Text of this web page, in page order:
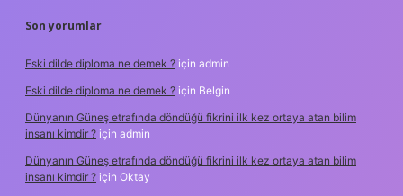
Son yorumlar
Eski dilde diploma ne demek ? için admin
Eski dilde diploma ne demek ? için Belgin
Dünyanın Güneş etrafında döndüğü fikrini ilk kez ortaya atan bilim
insanı kimdir ? için admin
Dünyanın Güneş etrafında döndüğü fikrini ilk kez ortaya atan bilim
insanı kimdir ? için Oktay